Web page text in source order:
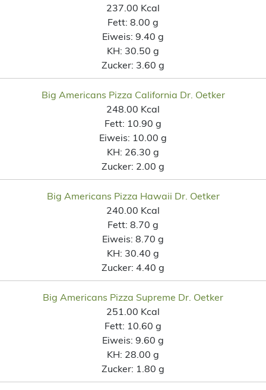
237.00 Kcal
Fett: 8.00 g
Eiweis: 9.40 g
KH: 30.50 g
Zucker: 3.60 g
Big Americans Pizza California Dr. Oetker
248.00 Kcal
Fett: 10.90 g
Eiweis: 10.00 g
KH: 26.30 g
Zucker: 2.00 g
Big Americans Pizza Hawaii Dr. Oetker
240.00 Kcal
Fett: 8.70 g
Eiweis: 8.70 g
KH: 30.40 g
Zucker: 4.40 g
Big Americans Pizza Supreme Dr. Oetker
251.00 Kcal
Fett: 10.60 g
Eiweis: 9.60 g
KH: 28.00 g
Zucker: 1.80 g